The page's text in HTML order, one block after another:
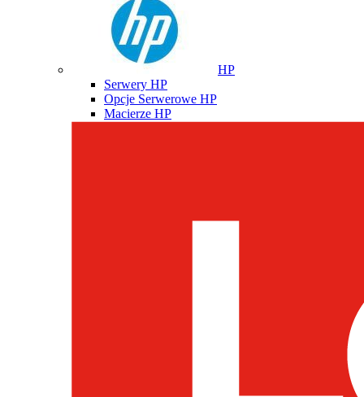
HP
Serwery HP
Opcje Serwerowe HP
Macierze HP